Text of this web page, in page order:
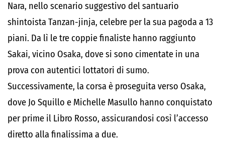
Nara, nello scenario suggestivo del santuario
shintoista Tanzan-jinja, celebre per la sua pagoda a 13
piani. Da lì le tre coppie finaliste hanno raggiunto
Sakai, vicino Osaka, dove si sono cimentate in una
prova con autentici lottatori di sumo.
Successivamente, la corsa è proseguita verso Osaka,
dove Jo Squillo e Michelle Masullo hanno conquistato
per prime il Libro Rosso, assicurandosi così l’accesso
diretto alla finalissima a due.